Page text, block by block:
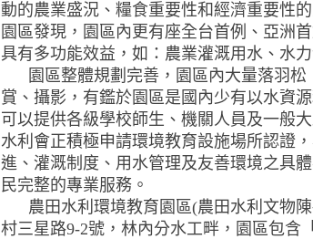
動的農業盛況、糧食重要性和經濟重要性
園區發現，園區內更有座全台首例、亞洲
具有多功能效益，如：農業灌溉用水、水
園區整體規劃完善，園區內大量落羽松
賞、攝影，有鑑於園區是國內少有以水資
可以提供各級學校師生、機關人員及一般
水利會正積極申請環境教育設施場所認證
進、灌溉制度、用水管理及友善環境之具
民完整的專業服務。
農田水利環境教育園區(農田水利文物陳
村三星路9-2號，林內分水工畔，園區包含